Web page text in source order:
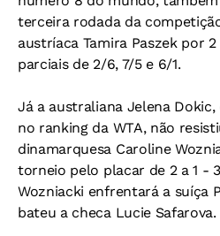
terceira rodada da
austríaca Tamira Paszek por
parciais de 2/6, 7/5 e 6/1.
Já a australiana Jelena
no ranking da WTA, não
dinamarquesa Caroline
torneio pelo placar de 2 a 1 -
Wozniacki enfrentará a suíça
bateu a checa Lucie Safarova.